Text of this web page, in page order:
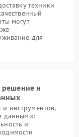
техники
могут
для
и
инструментов,
данными:
и